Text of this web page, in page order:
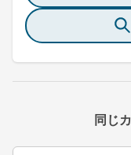
同じ